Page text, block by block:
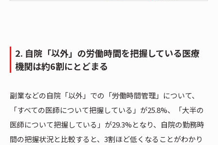
2. 自院「以外」の労働時間を把握している医療
機関は約6割にとどまる
副業などの自院「以外」での「労働時間管理」について、
「すべての医師について把握している」が25.8%、「大半の
医師について把握している」が29.3%となり、自院の勤務時
間の把握状況と比較すると、3割ほど低くなることがわかり